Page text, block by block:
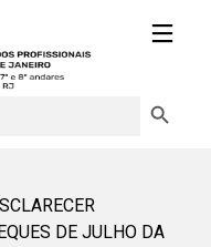
DE JULHO DA